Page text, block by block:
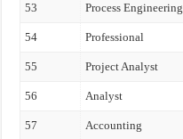
53 Process Engineering
54 Professional
55 Project Analyst
56 Analyst
57 Accounting